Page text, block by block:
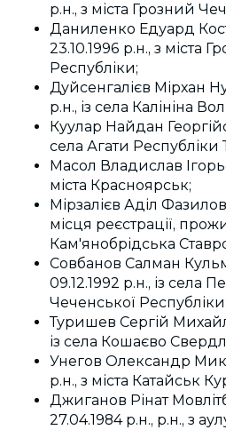
р.н., з міста Грозний
Даниленко Едуард
23.10.1996 р.н., з міста
Республіки;
Дуйсенгалієв Мірхан
р.н., із села Калініна
Куулар Найдан
села Агати Республіки
Масол Владислав
міста Красноярськ;
Мірзалієв Аділ
місця реєстрації,
Кам'янобрідська
Совбанов Салман
09.12.1992 р.н., із села
Чеченської Республіки;
Туришев Сергій
із села Кошаєво
Унегов Олександр
р.н., з міста Катайськ
Джиганов Рінат
27.04.1984 р.н., р.н., з